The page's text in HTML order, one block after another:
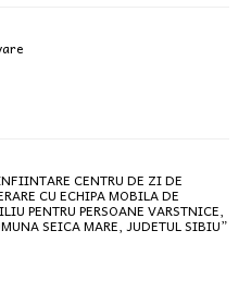
CENTRU DE ZI DE
CU ECHIPA MOBILA DE
PENTRU PERSOANE VARSTNICE,
SEICA MARE, JUDETUL SIBIU”